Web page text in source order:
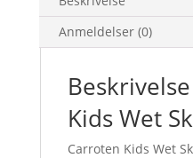
Anmeldelser (0)
Beskrivelse
Kids Wet
Carroten Kids Wet